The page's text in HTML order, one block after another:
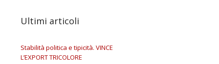
Ultimi articoli
Stabilità politica e tipicità. VINCE
L’EXPORT TRICOLORE